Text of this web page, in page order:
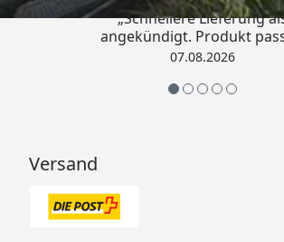
„Schnellere Lieferung
angekündigt. Produkt
07.08.2026
Versand